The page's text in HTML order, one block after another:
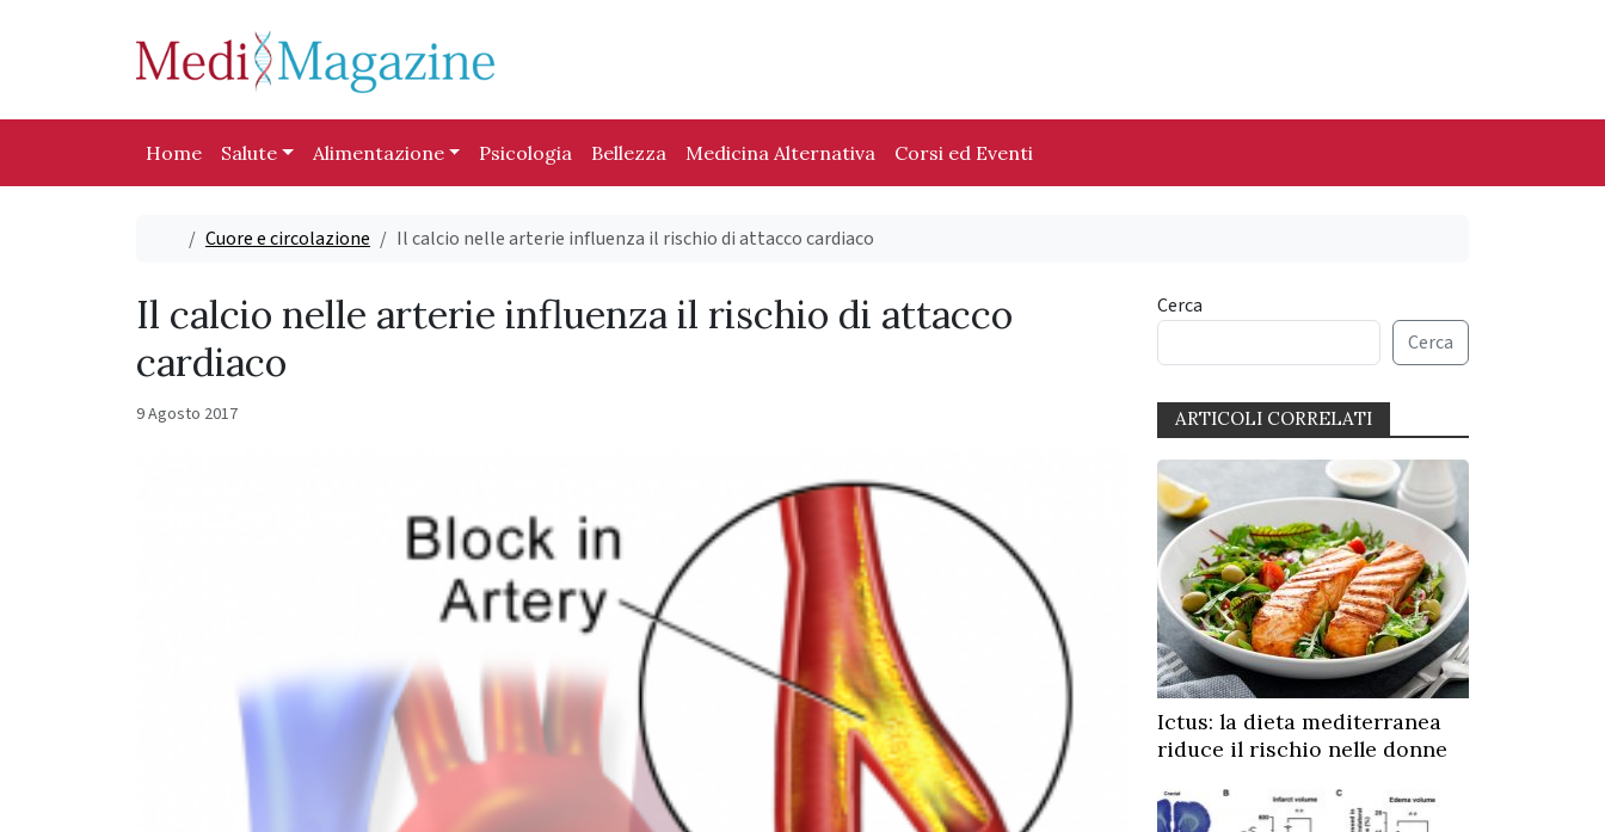
Home Salute Alimentazione Psicologia Bellezza Medicina Alternativa Corsi ed Eventi
Home
Cuore e circolazione Il calcio nelle arterie influenza il rischio di attacco cardiaco
Il calcio nelle arterie influenza il rischio di attacco
cardiaco
9 Agosto 2017
Cerca
Cerca
ARTICOLI CORRELATI
Ictus: la dieta mediterranea
riduce il rischio nelle donne